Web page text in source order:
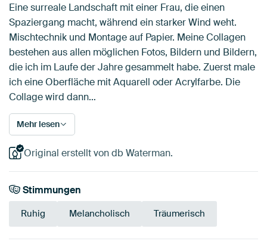
Eine surreale Landschaft mit einer Frau, die einen
Spaziergang macht, während ein starker Wind weht.
Mischtechnik und Montage auf Papier. Meine Collagen
bestehen aus allen möglichen Fotos, Bildern und Bildern,
die ich im Laufe der Jahre gesammelt habe. Zuerst male
ich eine Oberfläche mit Aquarell oder Acrylfarbe. Die
Collage wird dann…
Mehr lesen
Original erstellt von db Waterman.
Stimmungen
Ruhig Melancholisch Träumerisch